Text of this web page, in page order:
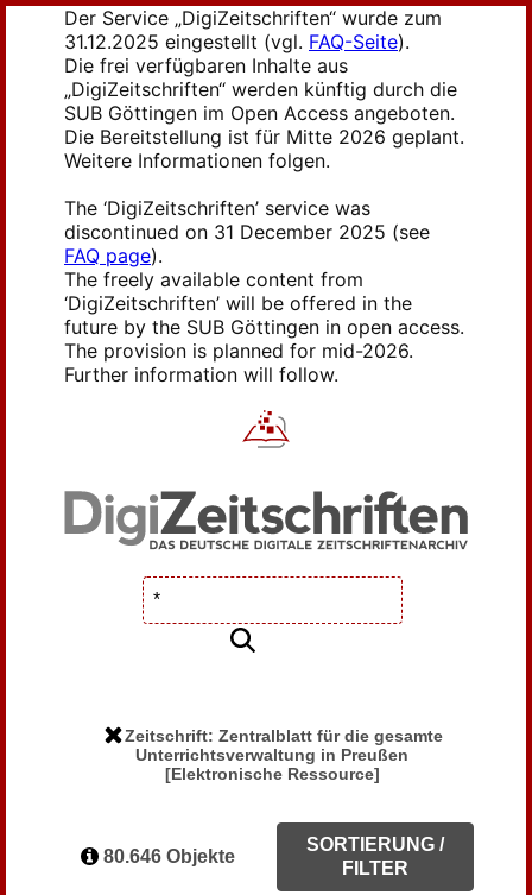
Der Service „DigiZeitschriften“ wurde zum
31.12.2025 eingestellt (vgl. FAQ-Seite).
Die frei verfügbaren Inhalte aus
„DigiZeitschriften“ werden künftig durch die
SUB Göttingen im Open Access angeboten.
Die Bereitstellung ist für Mitte 2026 geplant.
Weitere Informationen folgen.
The ‘DigiZeitschriften’ service was
discontinued on 31 December 2025 (see
FAQ page).
The freely available content from
‘DigiZeitschriften’ will be offered in the
future by the SUB Göttingen in open access.
The provision is planned for mid-2026.
Further information will follow.
Zeitschrift: Zentralblatt für die gesamte
Unterrichtsverwaltung in Preußen
[Elektronische Ressource]
80.646 Objekte
SORTIERUNG /
FILTER